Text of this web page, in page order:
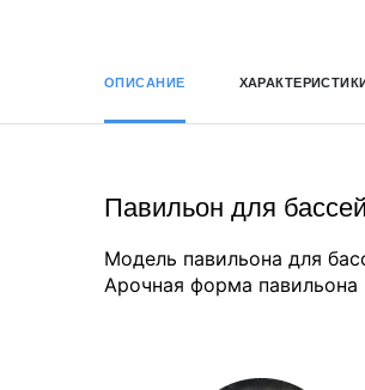
ОПИСАНИЕ
Павильон для
Модель павильона для
Арочная форма павильона